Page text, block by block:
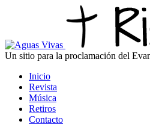
Un sitio para la proclamación del
Inicio
Revista
Música
Retiros
Contacto